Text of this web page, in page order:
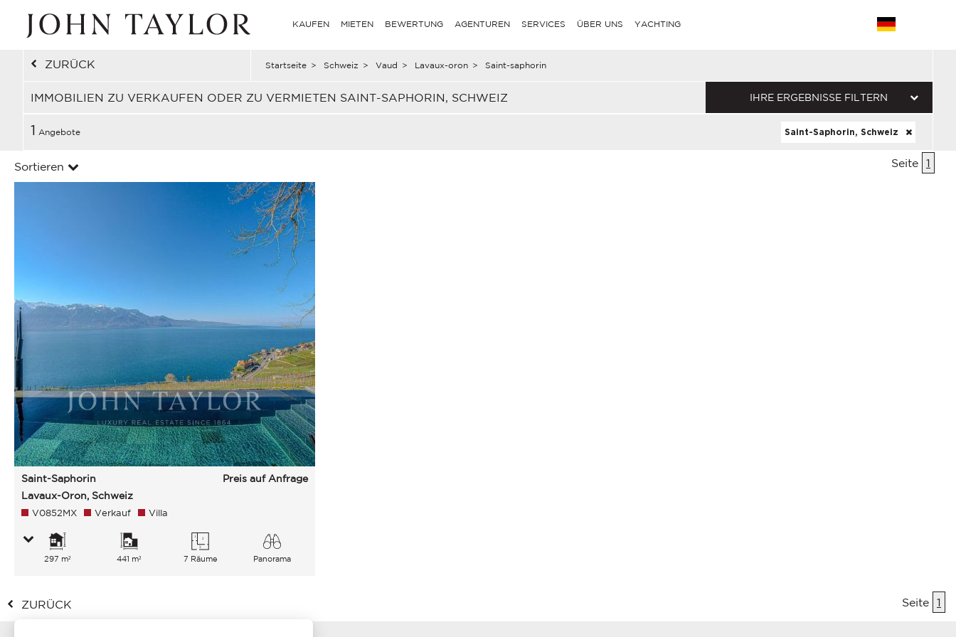
KAUFEN MIETEN BEWERTUNG AGENTUREN SERVICES ÜBER UNS YACHTING
ZURÜCK Startseite > Schweiz > Vaud > Lavaux-oron > Saint-saphorin
IMMOBILIEN ZU VERKAUFEN ODER ZU VERMIETEN SAINT-SAPHORIN, SCHWEIZ IHRE ERGEBNISSE FILTERN
1 Angebote Saint-Saphorin, Schweiz
Sortieren Seite 1
Saint-Saphorin
Lavaux-Oron, Schweiz
Preis auf Anfrage
V0852MX Verkauf Villa
297 m² 441 m² 7 Räume
Panorama
ZURÜCK Seite 1